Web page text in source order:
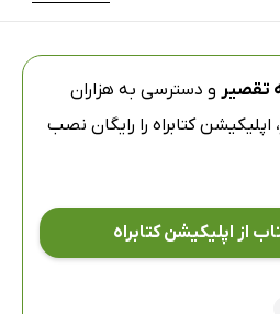
تقصیر و دسترسی به هزاران
اپلیکیشن کتابراه را رایگان نصب
از اپلیکیشن کتابراه